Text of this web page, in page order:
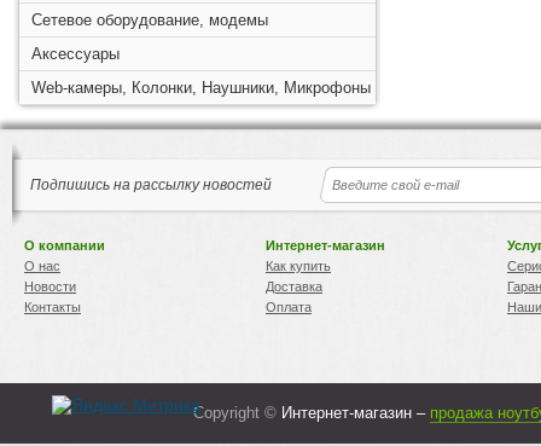
Сетевое оборудование, модемы
Аксессуары
Web-камеры, Колонки, Наушники, Микрофоны
Подпишись на рассылку новостей
О компании
О нас
Новости
Контакты
Интернет-магазин
Как купить
Доставка
Оплата
Copyright © Интернет-магазин – продажа